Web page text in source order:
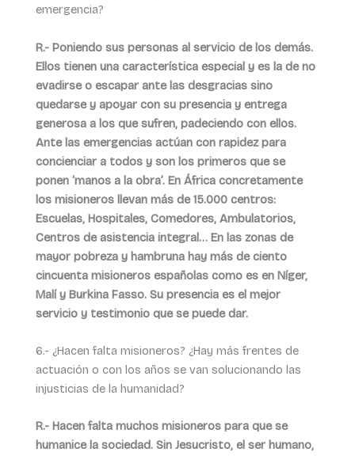
emergencia?
R.- Poniendo sus personas al servicio de los demás.
Ellos tienen una característica especial y es la de no
evadirse o escapar ante las desgracias sino
quedarse y apoyar con su presencia y entrega
generosa a los que sufren, padeciendo con ellos.
Ante las emergencias actúan con rapidez para
concienciar a todos y son los primeros que se
ponen ‘manos a la obra’. En África concretamente
los misioneros llevan más de 15.000 centros:
Escuelas, Hospitales, Comedores, Ambulatorios,
Centros de asistencia integral… En las zonas de
mayor pobreza y hambruna hay más de ciento
cincuenta misioneros españolas como es en Níger,
Malí y Burkina Fasso. Su presencia es el mejor
servicio y testimonio que se puede dar.
6.- ¿Hacen falta misioneros? ¿Hay más frentes de
actuación o con los años se van solucionando las
injusticias de la humanidad?
R.- Hacen falta muchos misioneros para que se
humanice la sociedad. Sin Jesucristo, el ser humano,